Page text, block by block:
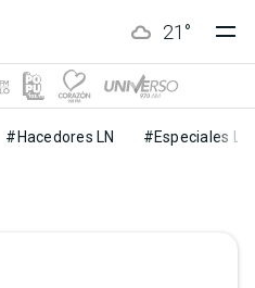
21 °
#Hacedores LN #Especiales LN